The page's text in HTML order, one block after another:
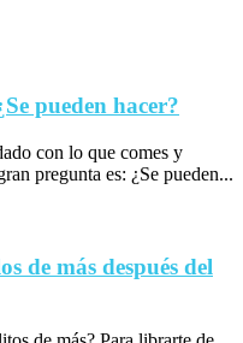
pueden hacer?
con lo que comes y
pregunta es: ¿Se pueden...
de más después del